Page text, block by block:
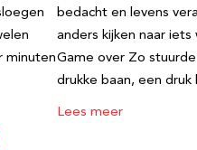
minuten
bedacht en levens
anders kijken naar
Game over Zo
drukke baan, een
Lees meer